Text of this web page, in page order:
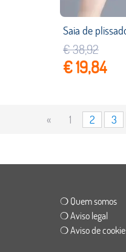
€ 38,92
€ 19,84
« 1 2 3
❍ Quem somos
❍ Aviso legal
❍ Aviso de cookie